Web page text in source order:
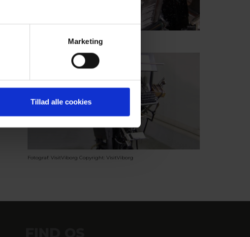
Marketing
Tillad alle cookies
Fotograf: VisitViborgCopyright: VisitViborg
Fotograf: VisitViborg Copyright: VisitViborg